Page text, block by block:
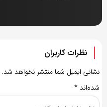
نظرات کاربران
نشانی ایمیل شما منتشر نخواهد شد.
شده‌اند *